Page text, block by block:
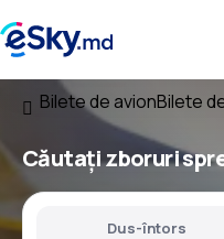
Bilete de avionBilete
Căutați zboruri
Dus-întors